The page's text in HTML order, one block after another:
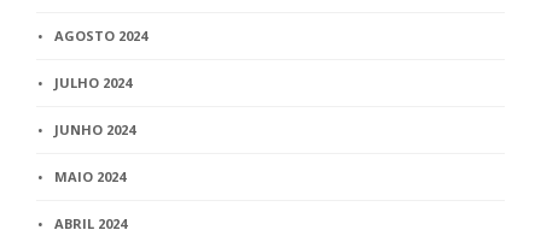
AGOSTO 2024
JULHO 2024
JUNHO 2024
MAIO 2024
ABRIL 2024